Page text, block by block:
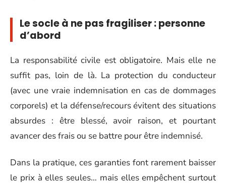
Le socle à ne pas fragiliser : personne
d’abord
La responsabilité civile est obligatoire. Mais elle ne
suffit pas, loin de là. La protection du conducteur
(avec une vraie indemnisation en cas de dommages
corporels) et la défense/recours évitent des situations
absurdes : être blessé, avoir raison, et pourtant
avancer des frais ou se battre pour être indemnisé.
Dans la pratique, ces garanties font rarement baisser
le prix à elles seules… mais elles empêchent surtout